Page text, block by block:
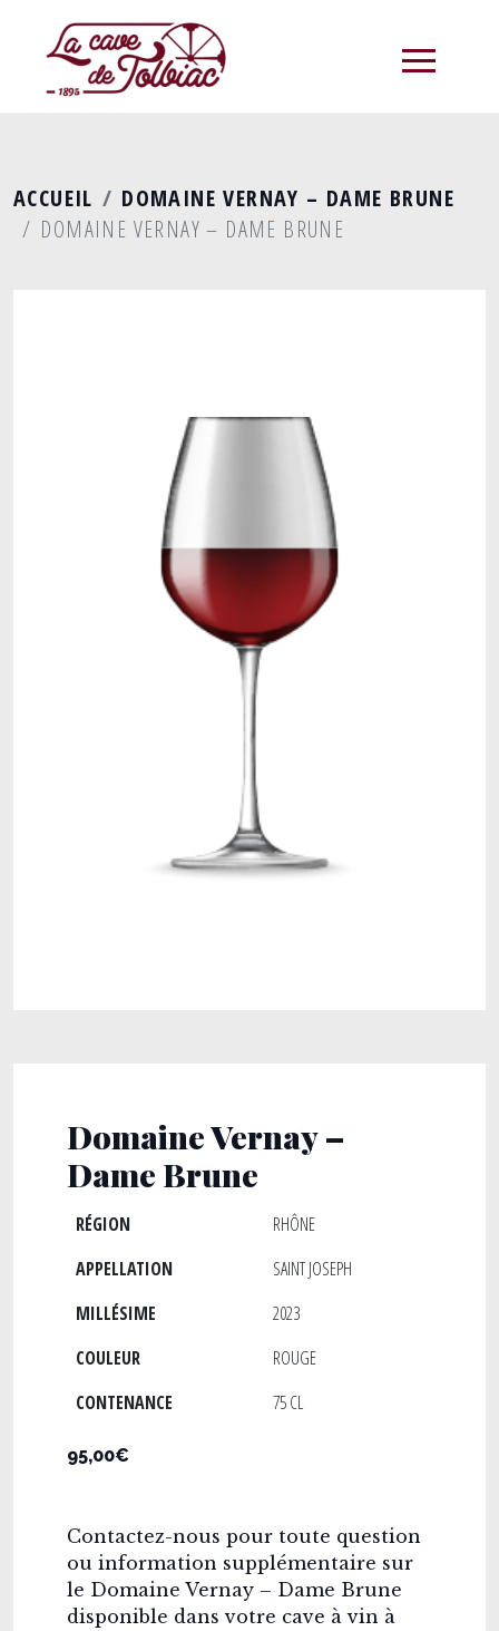
ACCUEIL
DOMAINE VERNAY – DAME BRUNE
DOMAINE VERNAY – DAME BRUNE
Domaine Vernay –
Dame Brune
RÉGION
RHÔNE
APPELLATION
SAINT JOSEPH
MILLÉSIME
2023
COULEUR
ROUGE
CONTENANCE
75 CL
95,00€
Contactez-nous pour toute question
ou information supplémentaire sur
le Domaine Vernay – Dame Brune
disponible dans votre cave à vin à